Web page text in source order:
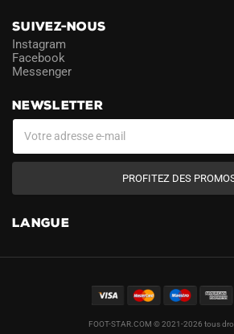
SUIVEZ-NOUS
Instagram
Facebook
Messenger
NEWSLETTER
PROFITEZ DES
LANGUE
FOOT-STAR.COM © 2021-2026 tous